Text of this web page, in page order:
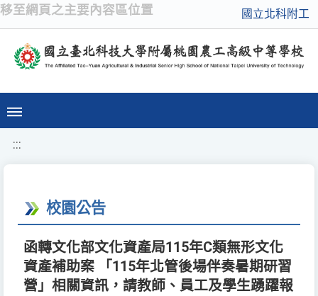
移至網頁之主要內容區位置 國立北科附工
:::
校園公告
函轉文化部文化資產局115年C類無形文化
資產補助案 「115年北管後場伴奏暑期研習
營」相關資訊，請教師、員工及學生踴躍報